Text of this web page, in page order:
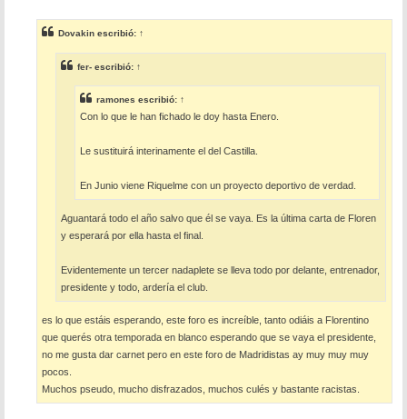
a
j
e
Dovakin escribió: ↑
fer- escribió: ↑
ramones escribió: ↑
Con lo que le han fichado le doy hasta Enero.
Le sustituirá interinamente el del Castilla.
En Junio viene Riquelme con un proyecto deportivo de verdad.
Aguantará todo el año salvo que él se vaya. Es la última carta de Floren
y esperará por ella hasta el final.
Evidentemente un tercer nadaplete se lleva todo por delante, entrenador,
presidente y todo, ardería el club.
es lo que estáis esperando, este foro es increíble, tanto odiáis a Florentino
que querés otra temporada en blanco esperando que se vaya el presidente,
no me gusta dar carnet pero en este foro de Madridistas ay muy muy muy
pocos.
Muchos pseudo, mucho disfrazados, muchos culés y bastante racistas.